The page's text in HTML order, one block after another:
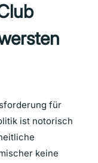
für
ist notorisch
keine